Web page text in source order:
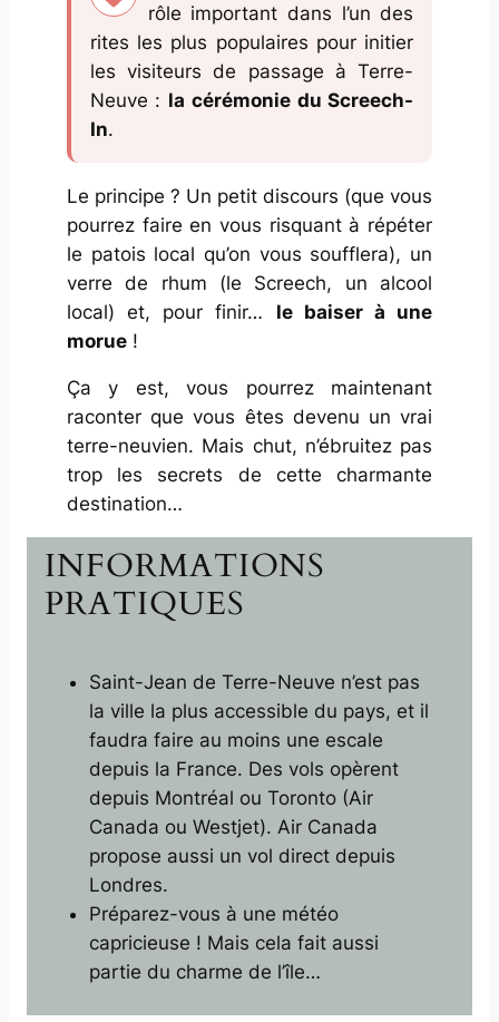
rôle important dans l’un des
rites les plus populaires pour initier
les visiteurs de passage à Terre-
Neuve : la cérémonie duScreech-
In.
Le principe ? Un petit discours (que vous
pourrez faire en vous risquant à répéter
le patois local qu’on vous soufflera), un
verre de rhum (le Screech, un alcool
local) et, pour finir… le baiser à une
morue!
Ça y est, vous pourrez maintenant
raconter que vous êtes devenu un vrai
terre-neuvien. Mais chut, n’ébruitez pas
trop les secrets de cette charmante
destination…
INFORMATIONS
PRATIQUES
Saint-Jean de Terre-Neuve n’est pas
la ville la plus accessible du pays, et il
faudra faire au moins une escale
depuis la France. Des vols opèrent
depuis Montréal ou Toronto (Air
Canada ou Westjet). Air Canada
propose aussi un vol direct depuis
Londres.
Préparez-vous à une météo
capricieuse ! Mais cela fait aussi
partie du charme de l’île…